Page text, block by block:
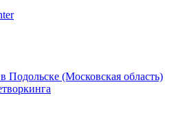
Подольске (Московская область)